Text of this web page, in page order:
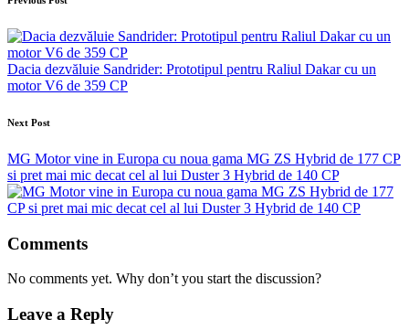
Post
navigation
Dacia dezvăluie Sandrider: Prototipul pentru Raliul Dakar cu un
motor V6 de 359 CP
Next Post
MG Motor vine in Europa cu noua gama MG ZS Hybrid de 177 CP
si pret mai mic decat cel al lui Duster 3 Hybrid de 140 CP
Comments
No comments yet. Why don’t you start the discussion?
Leave a Reply